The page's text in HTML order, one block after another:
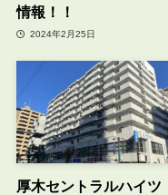
情報！！
2024年2月25日
厚木セントラルハイ